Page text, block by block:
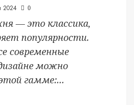
2024 0
— это классика,
популярности.
современные
можно
гамме:...